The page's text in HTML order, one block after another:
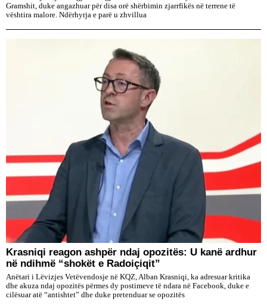
Gramshit, duke angazhuar për disa orë shërbimin zjarrfikës në terrene të
vështira malore. Ndërhyrja e parë u zhvillua
​Krasniqi reagon ashpër ndaj opozitës: U kanë ardhur
në ndihmë “shokët e Radoiçiqit”
Anëtari i Lëvizjes Vetëvendosje në KQZ, Alban Krasniqi, ka adresuar kritika
dhe akuza ndaj opozitës përmes dy postimeve të ndara në Facebook, duke e
cilësuar atë “antishtet” dhe duke pretenduar se opozitës